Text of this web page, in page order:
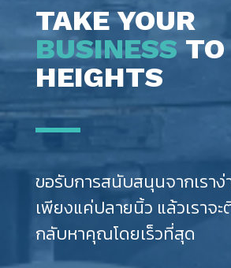
TAKE YOUR
BUSINESSTO
HEIGHTS
ขอรับการสนับสนุนจากเราง่
เพียงแค่ปลายนิ้ว แล้วเราจ
กลับหาคุณโดยเร็วที่สุด